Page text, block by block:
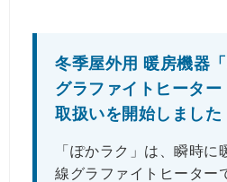
冬季屋外用 暖房機器
グラファイトヒータ
取扱いを開始しました
「ぽかラク」は、瞬時
線グラファイトヒーター